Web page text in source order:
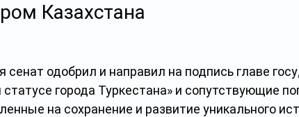
Казахстана
сенат одобрил и направил на подпись главе
города Туркестана» и сопутствующие
на сохранение и развитие уникального